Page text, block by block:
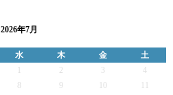
2026年7月
水 木 金
土
2 3
4
9